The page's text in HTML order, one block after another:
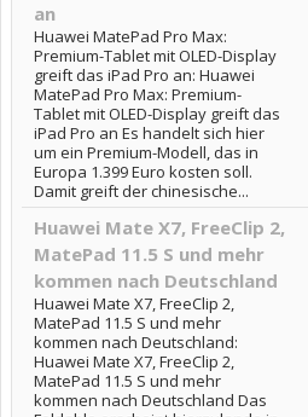
an
Huawei MatePad Pro Max:
Premium-Tablet mit OLED-Display
greift das iPad Pro an: Huawei
MatePad Pro Max: Premium-
Tablet mit OLED-Display greift das
iPad Pro an Es handelt sich hier
um ein Premium-Modell, das in
Europa 1.399 Euro kosten soll.
Damit greift der chinesische...
Huawei Mate X7, FreeClip 2,
MatePad 11.5 S und mehr
kommen nach Deutschland
Huawei Mate X7, FreeClip 2,
MatePad 11.5 S und mehr
kommen nach Deutschland:
Huawei Mate X7, FreeClip 2,
MatePad 11.5 S und mehr
kommen nach Deutschland Das